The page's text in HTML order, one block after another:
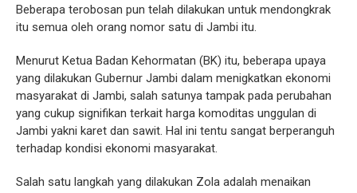
Beberapa terobosan pun telah dilakukan untuk mendongkrak
itu semua oleh orang nomor satu di Jambi itu.
Menurut Ketua Badan Kehormatan (BK) itu, beberapa upaya
yang dilakukan Gubernur Jambi dalam menigkatkan ekonomi
masyarakat di Jambi, salah satunya tampak pada perubahan
yang cukup signifikan terkait harga komoditas unggulan di
Jambi yakni karet dan sawit. Hal ini tentu sangat berperanguh
terhadap kondisi ekonomi masyarakat.
Salah satu langkah yang dilakukan Zola adalah menaikan